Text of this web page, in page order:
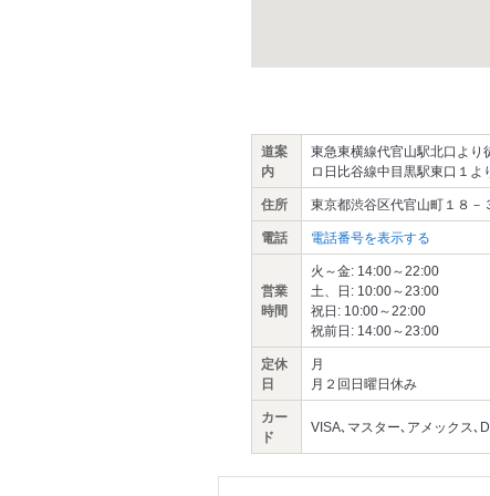
道案
内
東急東横線代官山駅北口より
ロ日比谷線中目黒駅東口１よ
住所 東京都渋谷区代官山町１８
電話 電話番号を表示する
営業
時間
火～金: 14:00～22:00
土、日: 10:00～23:00
祝日: 10:00～22:00
祝前日: 14:00～23:00
定休
日
月
月２回日曜日休み
カー
ド
VISA､マスター､アメックス､